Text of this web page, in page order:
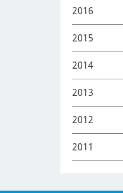
2016
2015
2014
2013
2012
2011